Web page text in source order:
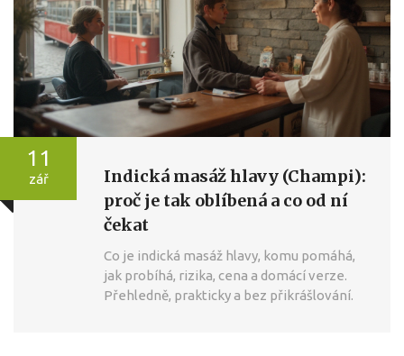
11
zář
Indická masáž hlavy (Champi):
proč je tak oblíbená a co od ní
čekat
Co je indická masáž hlavy, komu pomáhá,
jak probíhá, rizika, cena a domácí verze.
Přehledně, prakticky a bez přikrášlování.